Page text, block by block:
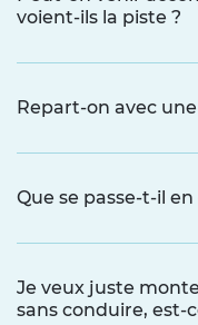
voient-ils la piste ?
Repart-on avec
Que se passe-t-il
Je veux juste
sans conduire, est-